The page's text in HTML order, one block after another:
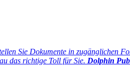
Sie Dokumente in zugänglichen
das richtige Toll für Sie. Dolphin